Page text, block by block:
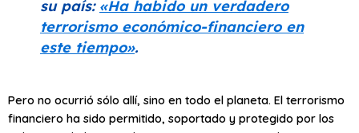
su país: «Ha habido un verdadero
terrorismo económico-financiero en
este tiempo».
Pero no ocurrió sólo allí, sino en todo el planeta. El terrorismo
financiero ha sido permitido, soportado y protegido por los